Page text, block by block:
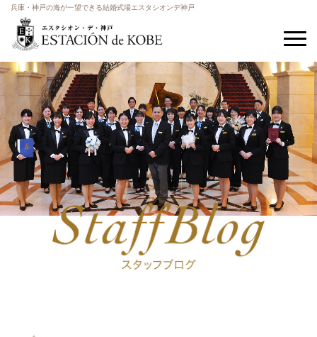
兵庫・神戸の海が一望できる結婚式場エスタシオンデ神戸